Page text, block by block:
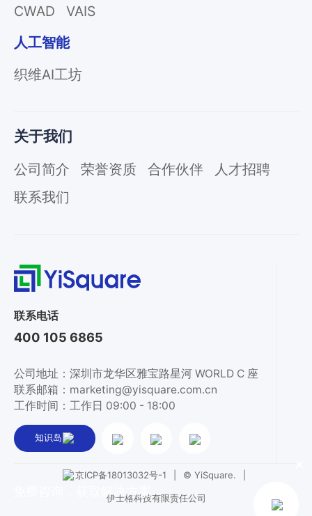
联系电话
400 105 6865
公司地址：深圳市龙华区雅宝路星河 WORLD C 座
联系邮箱：marketing@yisquare.com.cn
工作时间：工作日 09:00 - 18:00
知识岛
CWAD
VAIS
人工智能
织维AI工坊
关于我们
公司简介 荣誉资质 合作伙伴
人才招聘
联系我们
京ICP备18013032号-1 © YiSquare.
伊士格科技有限责任公司
免费咨询，获取解决方案